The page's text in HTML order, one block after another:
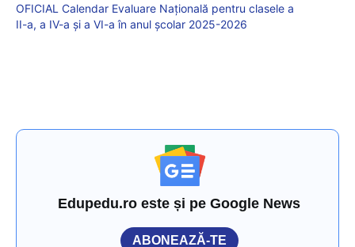
OFICIAL Calendar Evaluare Națională pentru clasele a
II-a, a IV-a și a VI-a în anul școlar 2025-2026
Edupedu.ro este și pe Google News
ABONEAZĂ-TE